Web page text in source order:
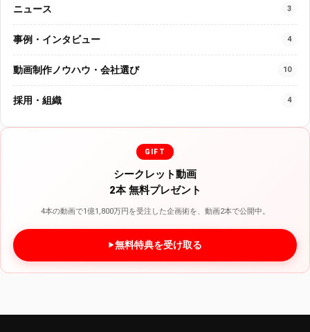
ニュース 3
事例・インタビュー 4
動画制作ノウハウ・会社選び 10
採用・組織 4
GIFT
シークレット動画
2本 無料プレゼント
4本の動画で1億1,800万円を受注した企画術を、動画2本で公開中。
無料特典を受け取る